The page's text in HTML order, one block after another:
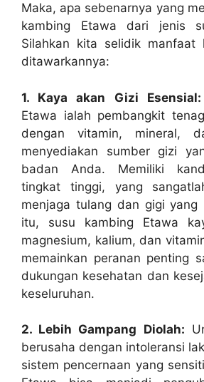
Maka, apa sebenarnya yang
kambing Etawa dari jenis
Silahkan kita selidik manfaat
ditawarkannya:
1. Kaya akan Gizi Esensial:
Etawa ialah pembangkit
dengan vitamin, mineral,
menyediakan sumber gizi
badan Anda. Memiliki
tingkat tinggi, yang
menjaga tulang dan gigi yang
itu, susu kambing Etawa
magnesium, kalium, dan
memainkan peranan penting
dukungan kesehatan dan
keseluruhan.
2. Lebih Gampang Diolah:
berusaha dengan intoleransi
sistem pencernaan yang